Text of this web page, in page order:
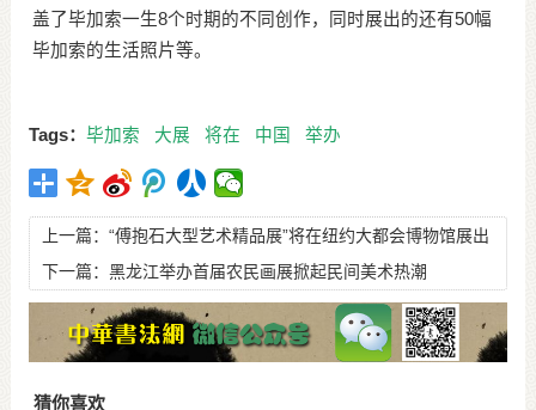
盖了毕加索一生8个时期的不同创作，同时展出的还有50幅
毕加索的生活照片等。
Tags： 毕加索 大展 将在 中国 举办
上一篇： “傅抱石大型艺术精品展”将在纽约大都会博物馆展出
下一篇： 黑龙江举办首届农民画展掀起民间美术热潮
猜你喜欢